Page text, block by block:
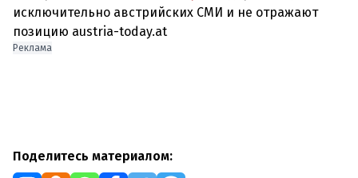
исключительно австрийских СМИ и не отражают
позицию austria-today.at
Реклама
Поделитесь материалом: